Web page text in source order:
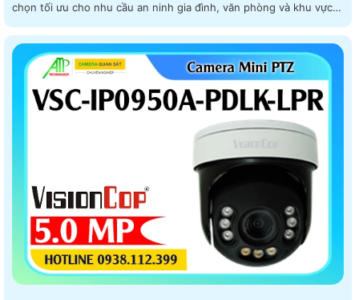
chọn tối ưu cho nhu cầu an ninh gia đình, văn phòng và khu vực